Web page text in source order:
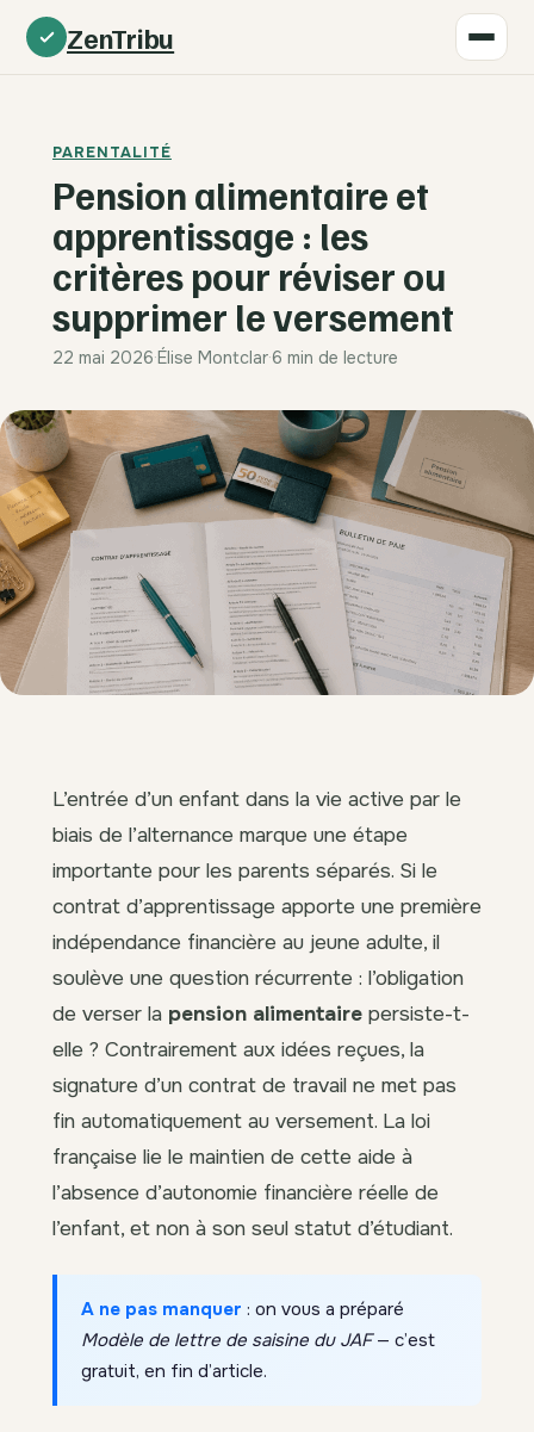
ZenTribu
PARENTALITÉ
Pension alimentaire et
apprentissage : les
critères pour réviser ou
supprimer le versement
22 mai 2026·Élise Montclar·6 min de lecture
L’entrée d’un enfant dans la vie active par le
biais de l’alternance marque une étape
importante pour les parents séparés. Si le
contrat d’apprentissage apporte une première
indépendance financière au jeune adulte, il
soulève une question récurrente : l’obligation
de verser la pension alimentaire persiste-t-
elle ? Contrairement aux idées reçues, la
signature d’un contrat de travail ne met pas
fin automatiquement au versement. La loi
française lie le maintien de cette aide à
l’absence d’autonomie financière réelle de
l’enfant, et non à son seul statut d’étudiant.
A ne pas manquer : on vous a préparé
Modèle de lettre de saisine du JAF— c’est
gratuit, en fin d’article.